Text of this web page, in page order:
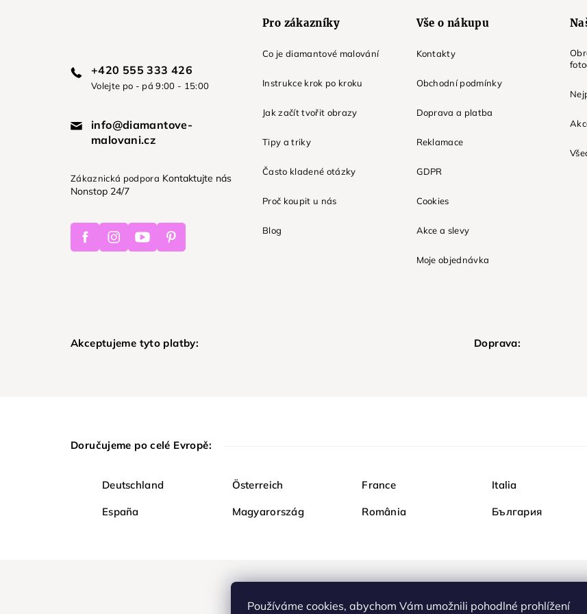
Používáme cookies, abychom Vám umožnili pohodlné prohlížení
+420 555 333 426
Volejte po - pá 9:00 - 15:00
info@diamantove-
malovani.cz
Zákaznická podpora Kontaktujte nás
Nonstop 24/7
FacebookInstagramYoutubePinterest
Pro zákazníky
Co je diamantové malování
Instrukce krok po kroku
Jak začít tvořit obrazy
Tipy a triky
Často kladené otázky
Proč koupit u nás
Blog
Vše o nákupu
Kontakty
Obchodní podmínky
Doprava a platba
Reklamace
GDPR
Cookies
Akce a slevy
Moje objednávka
Akceptujeme tyto platby: Doprava:
Doručujeme po celé Evropě:
Deutschland Österreich France Italia
España Magyarország România България
Nakupujte na